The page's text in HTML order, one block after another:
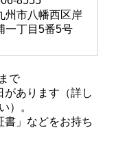
州市八幡西区岸
一丁目5番5号
で
あります（詳し
）。
」などをお持ち